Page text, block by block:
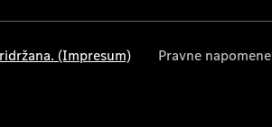
(Impresum) Pravne napomene